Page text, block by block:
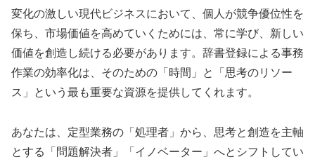
変化の激しい現代ビジネスにおいて、個人が競争優位性を
保ち、市場価値を高めていくためには、常に学び、新しい
価値を創造し続ける必要があります。辞書登録による事務
作業の効率化は、そのための「時間」と「思考のリソー
ス」という最も重要な資源を提供してくれます。
あなたは、定型業務の「処理者」から、思考と創造を主軸
とする「問題解決者」「イノベーター」へとシフトしてい